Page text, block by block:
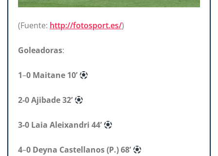
(Fuente: http://fotosport.es/)
Goleadoras:
1–0 Maitane 10’
2-0 Ajibade 32’
3-0 Laia Aleixandri 44’
4–0 Deyna Castellanos (P.) 68’